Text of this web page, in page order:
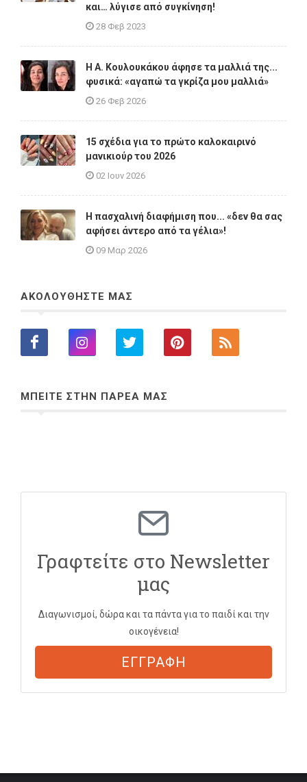
και… λύγισε από συγκίνηση!
28 Φεβ 2023
Η A. Κουλουκάκου άφησε τα μαλλιά της...
φυσικά: «αγαπώ τα γκρίζα μου μαλλιά»
26 Φεβ 2026
15 σχέδια για το πρώτο καλοκαιρινό
μανικιούρ του 2026
02 Ιουν 2026
Η πασχαλινή διαφήμιση που... «δεν θα σας
αφήσει άντερο από τα γέλια»!
09 Μαρ 2026
ΑΚΟΛΟΥΘΗΣΤΕ ΜΑΣ
ΜΠΕΙΤΕ ΣΤΗΝ ΠΑΡΕΑ ΜΑΣ
Γραφτείτε στο Newsletter
μας
Διαγωνισμοί, δώρα και τα πάντα για το παιδί και την
οικογένεια!
ΕΓΓΡΑΦΗ